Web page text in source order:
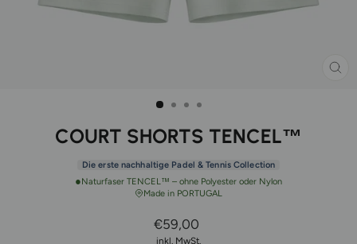
COURT SHORTS TENCEL™
Die erste nachhaltige Padel & Tennis Collection
●Naturfaser TENCEL™ – ohne Polyester oder Nylon
Made in PORTUGAL
Normaler
Preis
€59,00
inkl. MwSt.